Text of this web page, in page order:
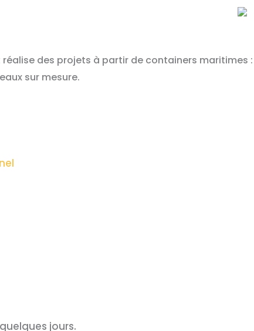
des projets à partir de containers maritimes
sur mesure.
jours.